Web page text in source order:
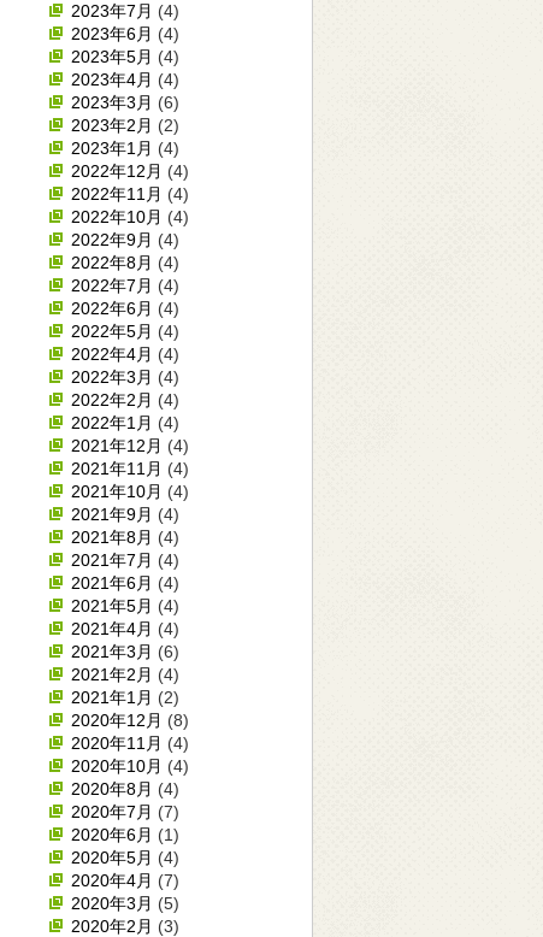
2023年7月 (4)
2023年6月 (4)
2023年5月 (4)
2023年4月 (4)
2023年3月 (6)
2023年2月 (2)
2023年1月 (4)
2022年12月 (4)
2022年11月 (4)
2022年10月 (4)
2022年9月 (4)
2022年8月 (4)
2022年7月 (4)
2022年6月 (4)
2022年5月 (4)
2022年4月 (4)
2022年3月 (4)
2022年2月 (4)
2022年1月 (4)
2021年12月 (4)
2021年11月 (4)
2021年10月 (4)
2021年9月 (4)
2021年8月 (4)
2021年7月 (4)
2021年6月 (4)
2021年5月 (4)
2021年4月 (4)
2021年3月 (6)
2021年2月 (4)
2021年1月 (2)
2020年12月 (8)
2020年11月 (4)
2020年10月 (4)
2020年8月 (4)
2020年7月 (7)
2020年6月 (1)
2020年5月 (4)
2020年4月 (7)
2020年3月 (5)
2020年2月 (3)